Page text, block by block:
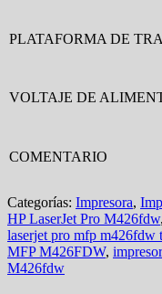
PLATAFORMA DE
VOLTAJE DE
COMENTARIO
Categorías: Impresora,
HP LaserJet Pro M426fdw,
laserjet pro mfp m426fdw
MFP M426FDW,
M426fdw